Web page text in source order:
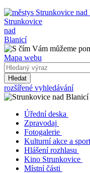
Strunkovice
nad
Blanicí
Mapa webu
Hledat
rozšířené vyhledávání
Úřední deska
Zpravodaj
Fotogalerie
Kulturní akce a sport
Hlášení rozhlasu
Kino Strunkovice
Místní části